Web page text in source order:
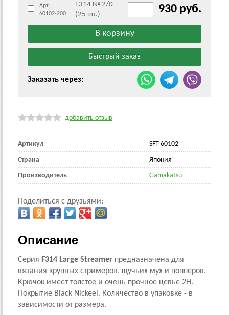
Арт.:
60102-200
F314 № 2/0
(25 шт.)
930 руб.
Заказать через:
добавить отзыв
Артикул SFT 60102
Страна Япония
Производитель Gamakatsu
Поделиться с друзьями:
Описание
Серия F314 Large Streamer предназначена для
вязания крупных стримеров, щучьих мух и попперов.
Крючок имеет толстое и очень прочное цевье 2H.
Покрытие Black Nickeel. Количество в упаковке - в
зависимости от размера.